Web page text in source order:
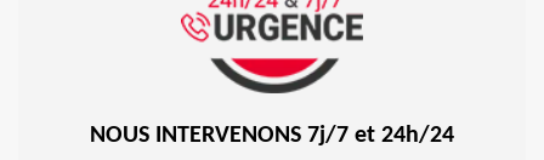
NOUS INTERVENONS 7j/7 et 24h/24